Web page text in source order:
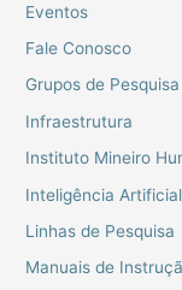
Eventos
Fale Conosco
Grupos de Pesquisa
Infraestrutura
Instituto Mineiro
Inteligência
Linhas de Pesquisa
Manuais de